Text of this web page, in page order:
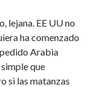
lejana. EE UU no
ha comenzado
Arabia
que
si las matanzas